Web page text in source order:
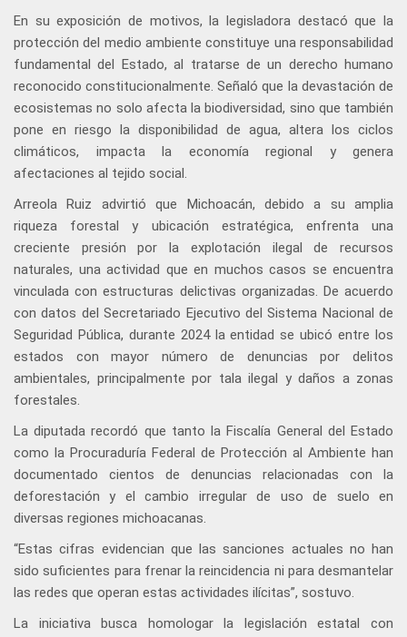
En su exposición de motivos, la legisladora destacó que la
protección del medio ambiente constituye una responsabilidad
fundamental del Estado, al tratarse de un derecho humano
reconocido constitucionalmente. Señaló que la devastación de
ecosistemas no solo afecta la biodiversidad, sino que también
pone en riesgo la disponibilidad de agua, altera los ciclos
climáticos, impacta la economía regional y genera
afectaciones al tejido social.
Arreola Ruiz advirtió que Michoacán, debido a su amplia
riqueza forestal y ubicación estratégica, enfrenta una
creciente presión por la explotación ilegal de recursos
naturales, una actividad que en muchos casos se encuentra
vinculada con estructuras delictivas organizadas. De acuerdo
con datos del Secretariado Ejecutivo del Sistema Nacional de
Seguridad Pública, durante 2024 la entidad se ubicó entre los
estados con mayor número de denuncias por delitos
ambientales, principalmente por tala ilegal y daños a zonas
forestales.
La diputada recordó que tanto la Fiscalía General del Estado
como la Procuraduría Federal de Protección al Ambiente han
documentado cientos de denuncias relacionadas con la
deforestación y el cambio irregular de uso de suelo en
diversas regiones michoacanas.
“Estas cifras evidencian que las sanciones actuales no han
sido suficientes para frenar la reincidencia ni para desmantelar
las redes que operan estas actividades ilícitas”, sostuvo.
La iniciativa busca homologar la legislación estatal con